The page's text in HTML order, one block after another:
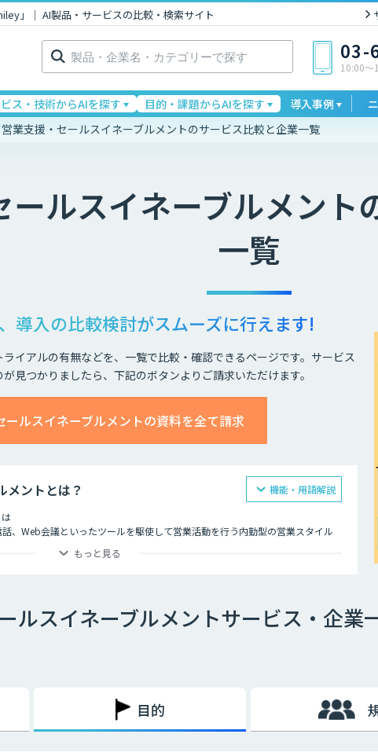
」｜ AI製品・サービスの比較・検索サイト
検
索: 03-
10:00〜
ス・技術からAIを探す 目的・課題からAIを探す 導入事例
営業支援・セールスイネーブルメントのサービス比較と企業一覧
ールスイネーブルメント
一覧
導入の比較検討がスムーズに行えます!
イアルの有無などを、一覧で比較・確認できるページです。サービス
見つかりましたら、下記のボタンよりご請求いただけます。
ールスイネーブルメントの資料を全て請求
メントとは？
、Web会議といったツールを駆使して営業活動を行う内勤型の営業スタイル
をシームレスにし、AIを活用することで精度を高め、過去の受注データや類似企
ノロジーを活⽤した売れる営業の仕組み化」を行うことです。
況を数値化し、測定・分析によって営業活動の最適化と効率化を目指します。
もっと見る
機能・用語解説
ルスイネーブルメントサービス・企業
目的